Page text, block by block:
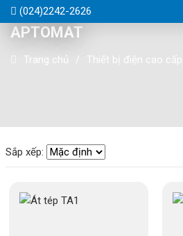
(024)2242-2626
APTOMAT
Trang chủ Thiết bị điện cao cấp
Sắp xếp: